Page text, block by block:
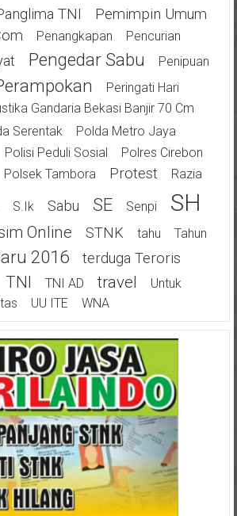
TNI
Pemimpin Umum
Penangkapan Pencurian
Pengedar Sabu
Penipuan
Peringati Hari
Gandaria Bekasi Banjir 70 Cm
Serentak Polda Metro Jaya
Polisi Peduli Sosial
Polres Cirebon
Polsek Tambora Protest Razia
S.Ik Sabu SE Senpi SH
Online STNK Tahu
Tahun
2016
Terduga Teroris
TNI TNI AD Travel
Untuk
UU ITE WNA